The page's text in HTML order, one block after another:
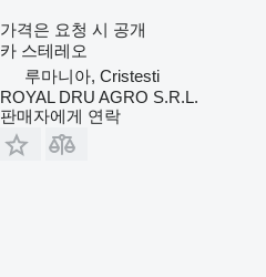
가격은 요청 시 공개
카 스테레오
루마니아, Cristesti
ROYAL DRU AGRO S.R.L.
판매자에게 연락